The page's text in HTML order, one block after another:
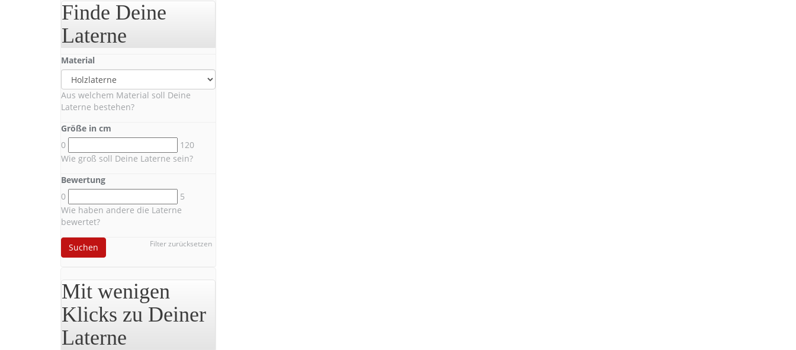
Finde Deine
Laterne
Material
Aus welchem Material soll Deine
Laterne bestehen?
Größe in cm
0
120
Wie groß soll Deine Laterne sein?
Bewertung
0
5
Wie haben andere die Laterne
bewertet?
Filter zurücksetzen
Suchen
Mit wenigen
Klicks zu Deiner
Laterne